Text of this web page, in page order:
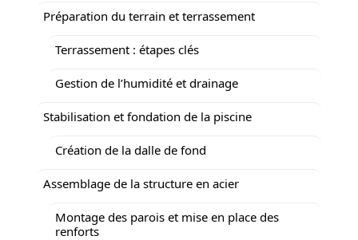
Préparation du terrain et terrassement
Terrassement : étapes clés
Gestion de l’humidité et drainage
Stabilisation et fondation de la piscine
Création de la dalle de fond
Assemblage de la structure en acier
Montage des parois et mise en place des
renforts